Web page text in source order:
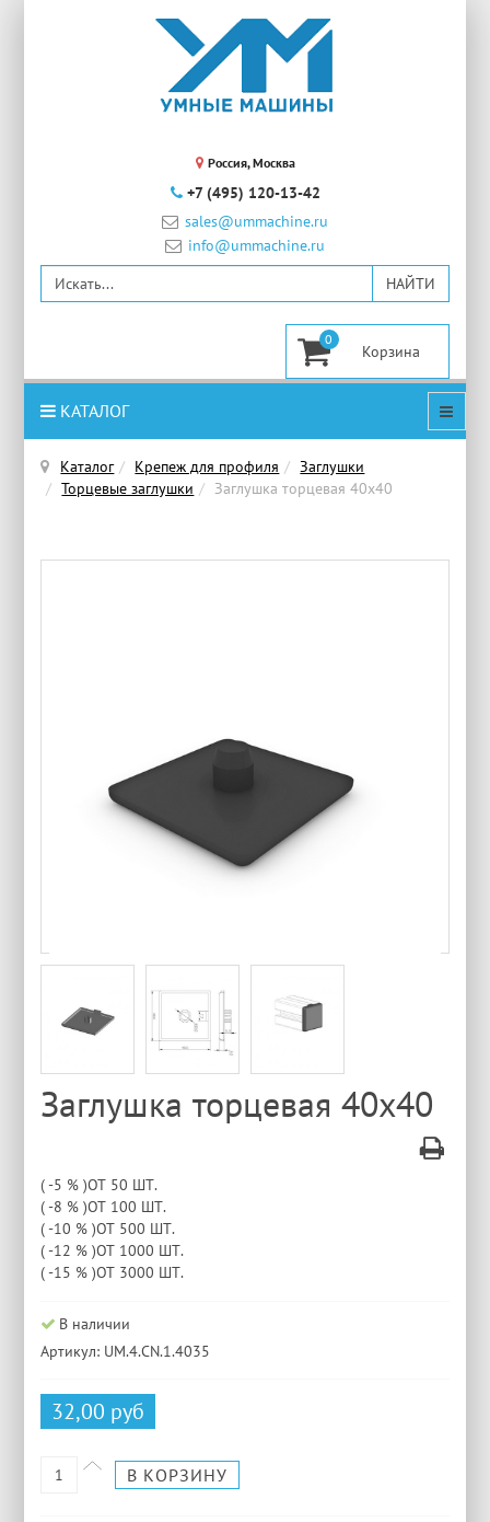
Россия, Москва
+7 (495) 120-13-42
sales@ummachine.ru
info@ummachine.ru
0
КАТАЛОГ
Каталог Крепеж для профиля
Заглушки
Торцевые заглушки
Заглушка торцевая 40х40
Заглушка торцевая 40х40
( -5 % )ОТ 50 ШТ.
( -8 % )ОТ 100 ШТ.
( -10 % )ОТ 500 ШТ.
( -12 % )ОТ 1000 ШТ.
( -15 % )ОТ 3000 ШТ.
В наличии
Артикул: UM.4.CN.1.4035
32,00 руб